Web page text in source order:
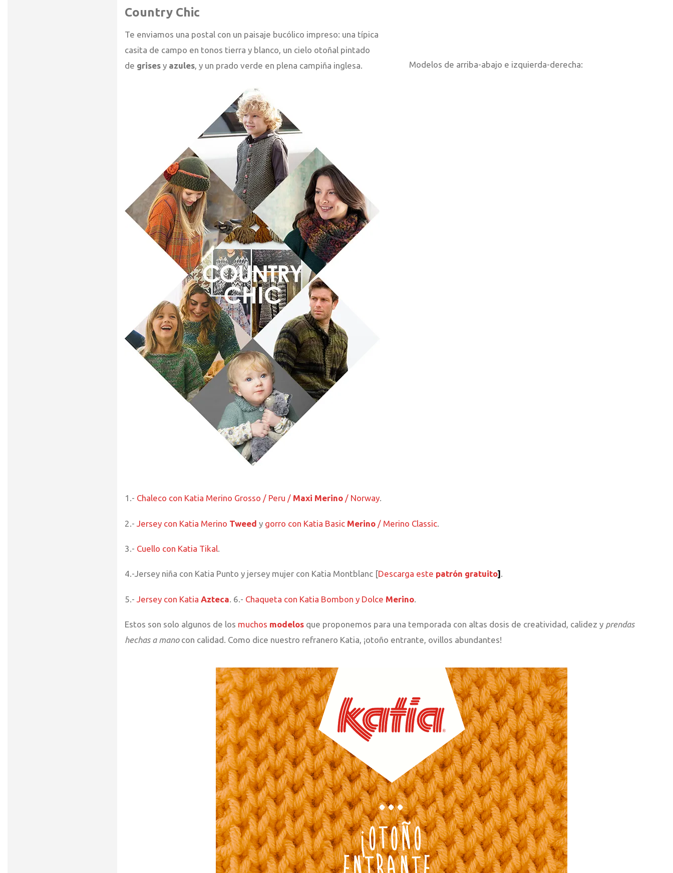
Country Chic
Te enviamos una postal con un paisaje bucólico impreso: una típica
casita de campo en tonos tierra y blanco, un cielo otoñal pintado
de grises y azules , y un prado verde en plena campiña inglesa. Modelos de arriba-abajo e izquierda-derecha:
1.- Chaleco con Katia Merino Grosso / Peru / Maxi Merino / Norway.
2.- Jersey con Katia Merino Tweed y gorro con Katia Basic Merino / Merino Classic
3.- Cuello con Katia Tikal.
4.-Jersey niña con Katia Punto y jersey mujer con Katia Montblanc [Descarga este patrón gratuito] .
5.- Jersey con Katia Azteca. 6.- Chaqueta con Katia Bombon y Dolce Merino.
Estos son solo algunos de los muchos modelos que proponemos para una temporada con altas dosis de creatividad, calidez y prendas
hechas a manocon calidad. Como dice nuestro refranero Katia, ¡otoño entrante, ovillos abundantes!